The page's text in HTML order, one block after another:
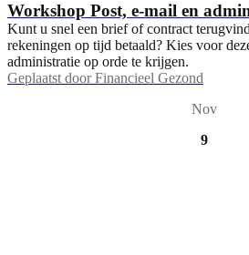
Workshop Post, e-mail en
Kunt u snel een brief of contract
rekeningen op tijd betaald? Kies voor
administratie op orde te krijgen.
Geplaatst door Financieel Gezond
Nov
9